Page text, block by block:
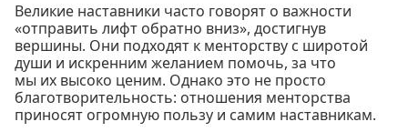
Великие наставники часто говорят о важности
«отправить лифт обратно вниз», достигнув
вершины. Они подходят к менторству с широтой
души и искренним желанием помочь, за что
мы их высоко ценим. Однако это не просто
благотворительность: отношения менторства
приносят огромную пользу и самим наставникам.